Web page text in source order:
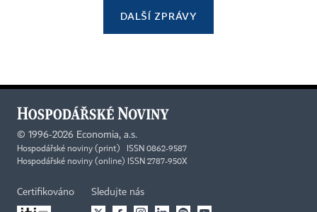
DALŠÍ ZPRÁVY
© 1996-2026 Economia, a.s.
Hospodářské noviny (print) ISSN 0862-9587
Hospodářské noviny (online) ISSN 2787-950X
Certifikováno Sledujte nás